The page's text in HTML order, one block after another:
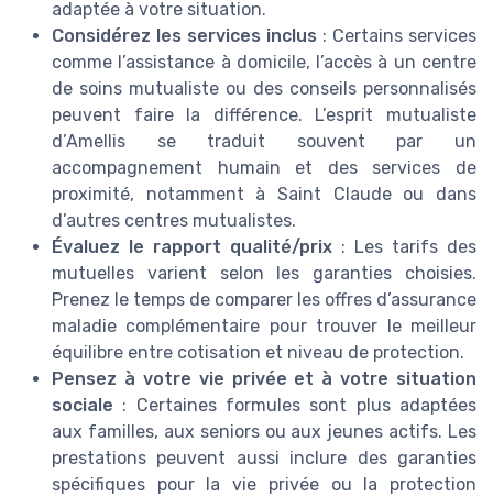
adaptée à votre situation.
Considérez les services inclus : Certains services
comme l’assistance à domicile, l’accès à un centre
de soins mutualiste ou des conseils personnalisés
peuvent faire la différence. L’esprit mutualiste
d’Amellis se traduit souvent par un
accompagnement humain et des services de
proximité, notamment à Saint Claude ou dans
d’autres centres mutualistes.
Évaluez le rapport qualité/prix : Les tarifs des
mutuelles varient selon les garanties choisies.
Prenez le temps de comparer les offres d’assurance
maladie complémentaire pour trouver le meilleur
équilibre entre cotisation et niveau de protection.
Pensez à votre vie privée et à votre situation
sociale : Certaines formules sont plus adaptées
aux familles, aux seniors ou aux jeunes actifs. Les
prestations peuvent aussi inclure des garanties
spécifiques pour la vie privée ou la protection